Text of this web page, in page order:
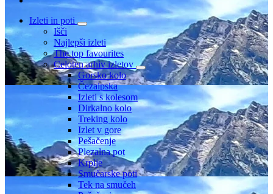
Izleti in poti
Išči
Najlepši izleti
The top favourites
Celoten arhiv izletov
Gorsko kolo
Čezalpska
Izleti s kolesom
Dirkalno kolo
Treking kolo
Izlet v gore
Pešačenje
Plezalna pot
Krplje
Smučarske poti
Tek na smučeh